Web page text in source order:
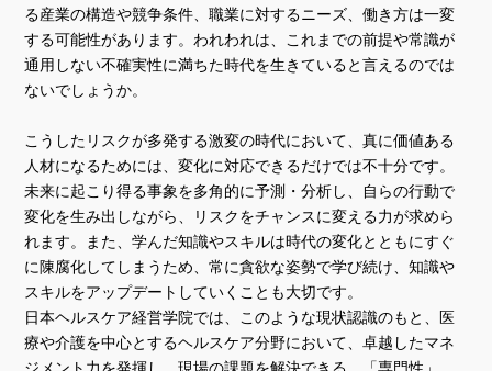
る産業の構造や競争条件、職業に対するニーズ、働き方は一変
する可能性があります。われわれは、これまでの前提や常識が
通用しない不確実性に満ちた時代を生きていると言えるのでは
ないでしょうか。
こうしたリスクが多発する激変の時代において、真に価値ある
人材になるためには、変化に対応できるだけでは不十分です。
未来に起こり得る事象を多角的に予測・分析し、自らの行動で
変化を生み出しながら、リスクをチャンスに変える力が求めら
れます。また、学んだ知識やスキルは時代の変化とともにすぐ
に陳腐化してしまうため、常に貪欲な姿勢で学び続け、知識や
スキルをアップデートしていくことも大切です。
日本ヘルスケア経営学院では、このような現状認識のもと、医
療や介護を中心とするヘルスケア分野において、卓越したマネ